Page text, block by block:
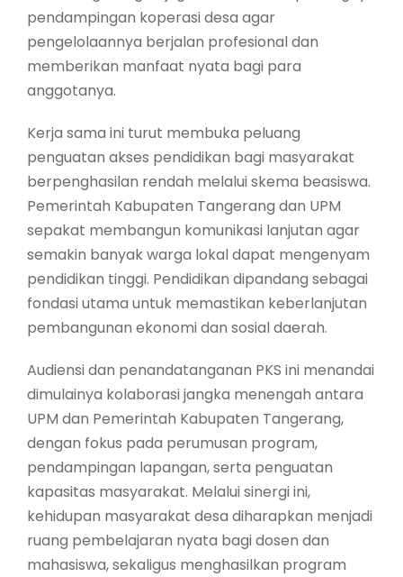
pendampingan koperasi desa agar
pengelolaannya berjalan profesional dan
memberikan manfaat nyata bagi para
anggotanya.
Kerja sama ini turut membuka peluang
penguatan akses pendidikan bagi masyarakat
berpenghasilan rendah melalui skema beasiswa.
Pemerintah Kabupaten Tangerang dan UPM
sepakat membangun komunikasi lanjutan agar
semakin banyak warga lokal dapat mengenyam
pendidikan tinggi. Pendidikan dipandang sebagai
fondasi utama untuk memastikan keberlanjutan
pembangunan ekonomi dan sosial daerah.
Audiensi dan penandatanganan PKS ini menandai
dimulainya kolaborasi jangka menengah antara
UPM dan Pemerintah Kabupaten Tangerang,
dengan fokus pada perumusan program,
pendampingan lapangan, serta penguatan
kapasitas masyarakat. Melalui sinergi ini,
kehidupan masyarakat desa diharapkan menjadi
ruang pembelajaran nyata bagi dosen dan
mahasiswa, sekaligus menghasilkan program